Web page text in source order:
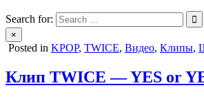
Search for:
×
Posted in KPOP, TWICE, Видео, Клипы,
Клип TWICE — YES or